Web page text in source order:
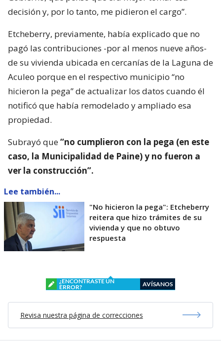
decisión y, por lo tanto, me pidieron el cargo”.
Etcheberry, previamente, había explicado que no
pagó las contribuciones -por al menos nueve años-
de su vivienda ubicada en cercanías de la Laguna de
Aculeo porque en el respectivo municipio “no
hicieron la pega” de actualizar los datos cuando él
notificó que había remodelado y ampliado esa
propiedad.
Subrayó que“no cumplieron con la pega (en este
caso, la Municipalidad de Paine) y no fueron a
ver la construcción”.
Lee también...
"No hicieron la pega": Etcheberry
reitera que hizo trámites de su
vivienda y que no obtuvo
respuesta
¿ENCONTRASTE UN
ERROR?
AVÍSANOS
Revisa nuestra página de correcciones